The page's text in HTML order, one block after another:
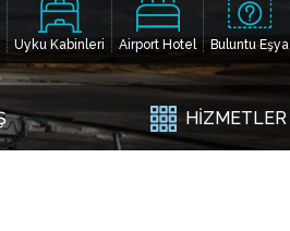
Uyku Kabinleri Airport Hotel Buluntu Eşya
HİZMETLER